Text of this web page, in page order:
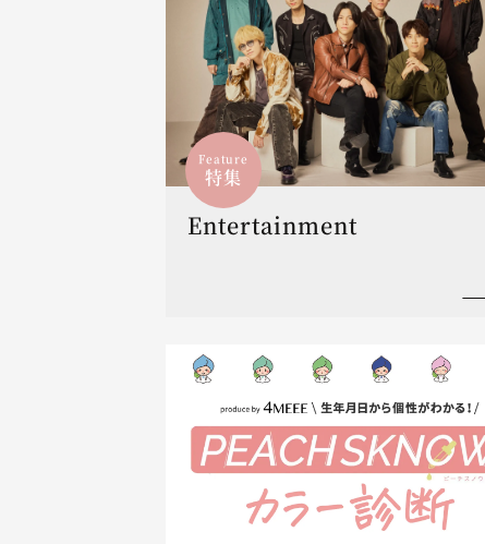
Feature
特集
Entertainment